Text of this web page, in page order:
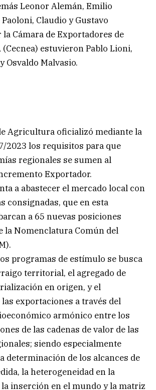
Leonor Alemán, Emilio
Claudio y Gustavo
Cámara de Exportadores de
estuvieron Pablo Lioni,
Osvaldo Malvasio.
Agricultura oficializó mediante la
2023 los requisitos para que
regionales se sumen al
Exportador.
a abastecer el mercado local con
consignadas, que en esta
a 65 nuevas posiciones
la Nomenclatura Común del
programas de estímulo se busca
territorial, el agregado de
en origen, y el
exportaciones a través del
armónico entre los
de las cadenas de valor de las
siendo especialmente
determinación de los alcances de
la heterogeneidad en la
inserción en el mundo y la matriz